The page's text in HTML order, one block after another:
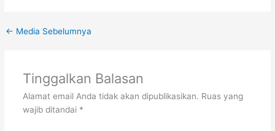
← Media Sebelumnya
Tinggalkan Balasan
Alamat email Anda tidak akan dipublikasikan. Ruas yang
wajib ditandai *